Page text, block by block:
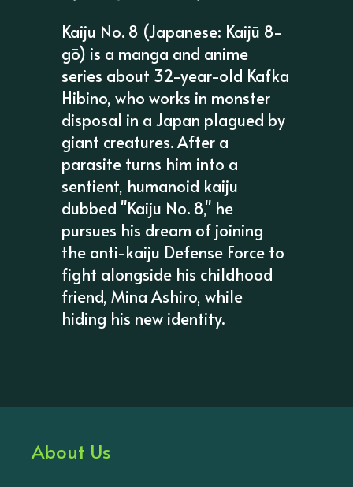
Kaiju No. 8 (Japanese: Kaijū 8-
gō) is a manga and anime
series about 32-year-old Kafka
Hibino, who works in monster
disposal in a Japan plagued by
giant creatures. After a
parasite turns him into a
sentient, humanoid kaiju
dubbed "Kaiju No. 8," he
pursues his dream of joining
the anti-kaiju Defense Force to
fight alongside his childhood
friend, Mina Ashiro, while
hiding his new identity.
About Us